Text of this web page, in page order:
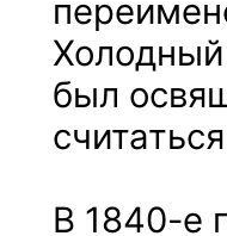
был
В 1840-е